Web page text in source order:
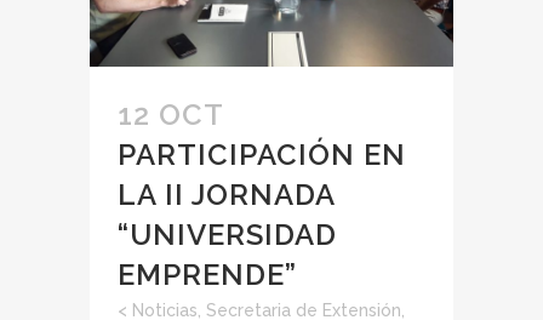
12 OCT
PARTICIPACIÓN EN
LA II JORNADA
“UNIVERSIDAD
EMPRENDE”
< Noticias Secretaria de Extensión,